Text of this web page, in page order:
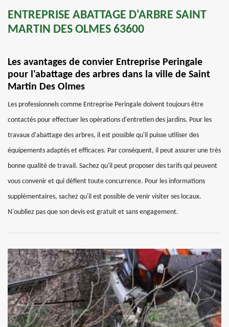
ENTREPRISE ABATTAGE D'ARBRE SAINT
MARTIN DES OLMES 63600
Les avantages de convier Entreprise Peringale
pour l'abattage des arbres dans la ville de Saint
Martin Des Olmes
Les professionnels comme Entreprise Peringale doivent toujours être
contactés pour effectuer les opérations d'entretien des jardins. Pour les
travaux d'abattage des arbres, il est possible qu'il puisse utiliser des
équipements adaptés et efficaces. Par conséquent, il peut assurer une très
bonne qualité de travail. Sachez qu'il peut proposer des tarifs qui peuvent
vous convenir et qui défient toute concurrence. Pour les informations
supplémentaires, sachez qu'il est possible de venir visiter ses locaux.
N'oubliez pas que son devis est gratuit et sans engagement.